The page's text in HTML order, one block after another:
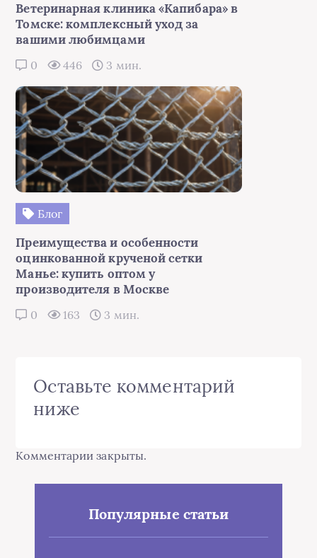
Ветеринарная клиника «Капибара» в
Томске: комплексный уход за
вашими любимцами
0 446 3 мин.
Блог
Преимущества и особенности
оцинкованной крученой сетки
Манье: купить оптом у
производителя в Москве
0 163 3 мин.
Оставьте комментарий
ниже
Комментарии закрыты.
Популярные статьи